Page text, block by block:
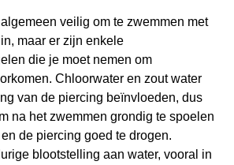
veilig om te zwemmen met
maar er zijn enkele
die je moet nemen om
Chloorwater en zout water
van de piercing beïnvloeden, dus
na het zwemmen grondig te spoelen
de piercing goed te drogen.
blootstelling aan water, vooral in